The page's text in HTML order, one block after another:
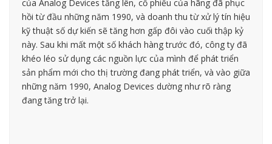
của Analog Devices tăng lên, cổ phiếu của hãng đã phục
hồi từ đầu những năm 1990, và doanh thu từ xử lý tín hiệu
kỹ thuật số dự kiến ​​sẽ tăng hơn gấp đôi vào cuối thập kỷ
này. Sau khi mất một số khách hàng trước đó, công ty đã
khéo léo sử dụng các nguồn lực của mình để phát triển
sản phẩm mới cho thị trường đang phát triển, và vào giữa
những năm 1990, Analog Devices dường như rõ ràng
đang tăng trở lại.